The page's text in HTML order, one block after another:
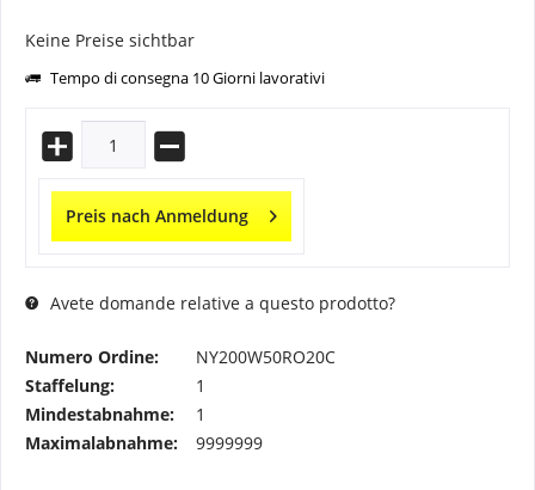
Keine Preise sichtbar
Tempo di consegna 10 Giorni lavorativi
Preis nach Anmeldung
Avete domande relative a questo prodotto?
Numero Ordine:
NY200W50RO20C
Staffelung:
1
Mindestabnahme:
1
Maximalabnahme:
9999999